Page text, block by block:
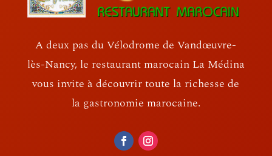
A deux pas du Vélodrome de Vandœuvre-
lès-Nancy, le restaurant marocain La Médina
vous invite à découvrir toute la richesse de
la gastronomie marocaine.